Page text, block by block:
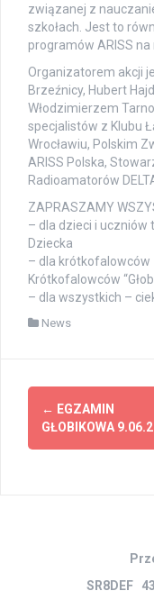
związanej z
szkołach. Jest to
programów ARISS
Organizatorem akcji
Brzeźnicy, Hubert
Włodzimierzem
specjalistów z Klubu
Wrocławiu, Polskim
ARISS Polska,
Radioamatorów
ZAPRASZAMY
– dla dzieci i uczniów
Dziecka
– dla krótkofalowców
Krótkofalowców
– dla wszystkich –
News
Zobacz
wpisy
← EGZAMIN
GŁOBIKOWA
SR8DEF